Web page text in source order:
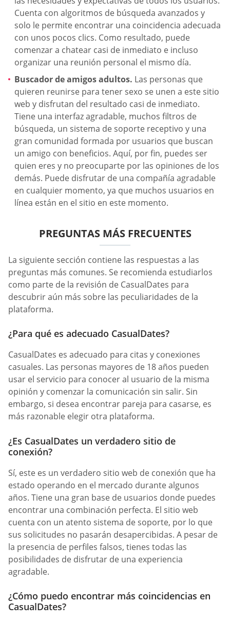
Cuenta con algoritmos de búsqueda avanzados y
solo le permite encontrar una coincidencia adecuada
con unos pocos clics. Como resultado, puede
comenzar a chatear casi de inmediato e incluso
organizar una reunión personal el mismo día.
Buscador de amigos adultos. Las personas que
quieren reunirse para tener sexo se unen a este sitio
web y disfrutan del resultado casi de inmediato.
Tiene una interfaz agradable, muchos filtros de
búsqueda, un sistema de soporte receptivo y una
gran comunidad formada por usuarios que buscan
un amigo con beneficios. Aquí, por fin, puedes ser
quien eres y no preocuparte por las opiniones de los
demás. Puede disfrutar de una compañía agradable
en cualquier momento, ya que muchos usuarios en
línea están en el sitio en este momento.
PREGUNTAS MÁS FRECUENTES
La siguiente sección contiene las respuestas a las
preguntas más comunes. Se recomienda estudiarlos
como parte de la revisión de СasualDates para
descubrir aún más sobre las peculiaridades de la
plataforma.
¿Para qué es adecuado СasualDates?
CasualDates es adecuado para citas y conexiones
casuales. Las personas mayores de 18 años pueden
usar el servicio para conocer al usuario de la misma
opinión y comenzar la comunicación sin salir. Sin
embargo, si desea encontrar pareja para casarse, es
más razonable elegir otra plataforma.
¿Es СasualDates un verdadero sitio de
conexión?
Sí, este es un verdadero sitio web de conexión que ha
estado operando en el mercado durante algunos
años. Tiene una gran base de usuarios donde puedes
encontrar una combinación perfecta. El sitio web
cuenta con un atento sistema de soporte, por lo que
sus solicitudes no pasarán desapercibidas. A pesar de
la presencia de perfiles falsos, tienes todas las
posibilidades de disfrutar de una experiencia
agradable.
¿Cómo puedo encontrar más coincidencias en
СasualDates?